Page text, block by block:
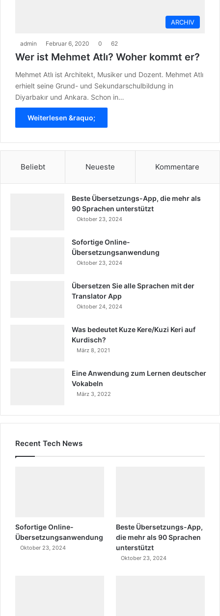
ARCHIV
admin Februar 6, 2020 0 62
Wer ist Mehmet Atlı? Woher kommt er?
Mehmet Atlı ist Architekt, Musiker und Dozent. Mehmet Atlı
erhielt seine Grund- und Sekundarschulbildung in
Diyarbakır und Ankara. Schon in…
Weiterlesen &raquo;
Beliebt Neueste Kommentare
Beste Übersetzungs-App, die mehr als
90 Sprachen unterstützt
Oktober 23, 2024
Sofortige Online-
Übersetzungsanwendung
Oktober 23, 2024
Übersetzen Sie alle Sprachen mit der
Translator App
Oktober 24, 2024
Was bedeutet Kuze Kere/Kuzi Keri auf
Kurdisch?
März 8, 2021
Eine Anwendung zum Lernen deutscher
Vokabeln
März 3, 2022
Recent Tech News
Sofortige Online-
Übersetzungsanwendung
Oktober 23, 2024
Beste Übersetzungs-App,
die mehr als 90 Sprachen
unterstützt
Oktober 23, 2024